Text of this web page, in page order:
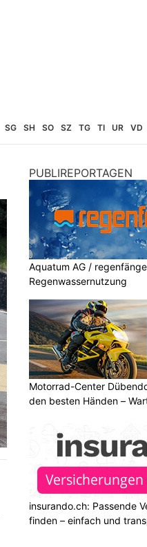
SG SH SO SZ TG TI UR VD
PUBLIREPORTAGEN
Aquatum AG /
Regenwassernutzung
Motorrad-Center
den besten Händen –
insurando.ch: Passende
finden – einfach und